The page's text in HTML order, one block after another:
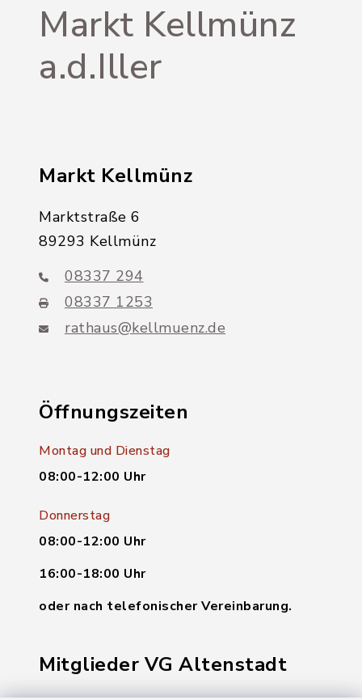
Markt Kellmünz
a.d.Iller
Markt Kellmünz
Marktstraße 6
89293 Kellmünz
08337 294
08337 1253
rathaus@kellmuenz.de
Öffnungszeiten
Montag und Dienstag
08:00-12:00 Uhr
Donnerstag
08:00-12:00 Uhr
16:00-18:00 Uhr
oder nach telefonischer Vereinbarung.
Mitglieder VG Altenstadt